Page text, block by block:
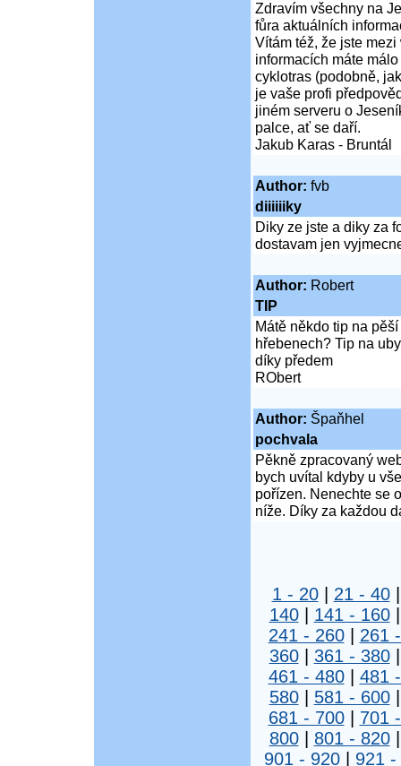
Zdravím všechny na
fůra aktuálních
Vítám též, že jste
informacích máte
cyklotras (podobně,
je vaše profi
jiném serveru o
palce, ať se daří.
Jakub Karas - Bruntál
Author: fvb
diiiiiiky
Diky ze jste a diky za
dostavam jen
Author: Robert
TIP
Mátě někdo tip na
hřebenech? Tip na
díky předem
RObert
Author: Špaňhel
pochvala
Pěkně zpracovaný
bych uvítal kdyby u
pořízen. Nenechte se
níže. Díky za každou
1 - 20| 21 - 40
140| 141 - 160
241 - 260| 261
360| 361 - 380
461 - 480| 481
580| 581 - 600
681 - 700| 701
800| 801 - 820
901 - 920
921 -